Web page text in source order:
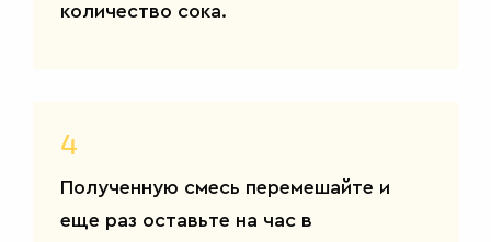
количество сока.
4
Полученную смесь перемешайте и
еще раз оставьте на час в